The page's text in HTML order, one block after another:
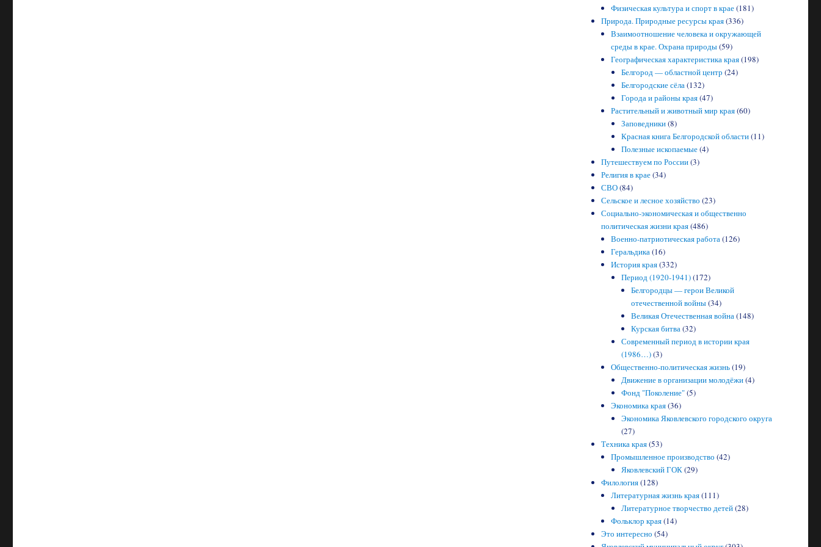
Физическая культура и спорт в крае(181)
Природа. Природные ресурсы края(336)
Взаимоотношение человека и окружающей
среды в крае. Охрана природы(59)
Географическая характеристика края(198)
Белгород — областной центр (24)
Белгородские сёла(132)
Города и районы края(47)
Растительный и животный мир края(60)
Заповедники(8)
Красная книга Белгородской области(11)
Полезные ископаемые(4)
Путешествуем по России(3)
Религия в крае(34)
СВО(84)
Сельское и лесное хозяйство (23)
Социально-экономическая и общественно
политическая жизни края(486)
Военно-патриотическая работа(126)
Геральдика(16)
История края(332)
Период (1920-1941)(172)
Белгородцы — герои Великой
отечественной войны(34)
Великая Отечественная война(148)
Курская битва(32)
Современный период в истории края
(1986…)(3)
Общественно-политическая жизнь(19)
Движение в организации молодёжи(4)
Фонд "Поколение"(5)
Экономика края(36)
Экономика Яковлевского городского округа
(27)
Техника края(53)
Промышленное производство (42)
Яковлевский ГОК(29)
Филология(128)
Литературная жизнь края(111)
Литературное творчество детей(28)
Фольклор края(14)
Это интересно (54)